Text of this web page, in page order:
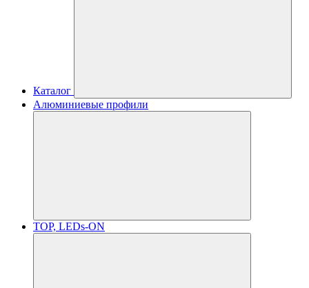
Каталог
Алюминиевые профили
TOP, LEDs-ON